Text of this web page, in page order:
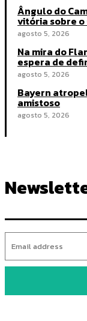
Ângulo do
vitória sobre o
agosto 5, 2026
Na mira do
espera de
agosto 5, 2026
Bayern
amistoso
agosto 5, 2026